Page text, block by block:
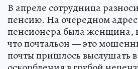
В апреле сотрудница
пенсию. На очередном
пенсионера была женщина,
что почтальон — это
почты пришлось выслушать